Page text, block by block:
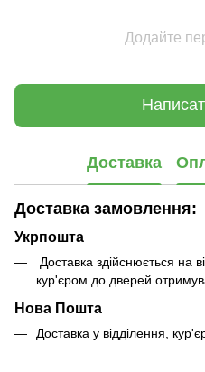
Додайте
Доставка
Доставка замовлення:
Укрпошта
Доставка здійснюється на
кур'єром до дверей
Нова Пошта
Доставка у відділення,